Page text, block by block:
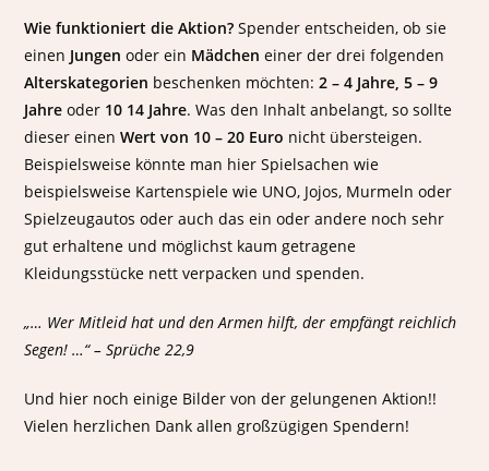
Wie funktioniert die Aktion? Spender entscheiden, ob sie
einen Jungenoder ein Mädchen einer der drei folgenden
Alterskategorien beschenken möchten:2 – 4 Jahre, 5 – 9
Jahreoder 10 14 Jahre. Was den Inhalt anbelangt, so sollte
dieser einenWert von 10 – 20 Euro nicht übersteigen.
Beispielsweise könnte man hier Spielsachen wie
beispielsweise Kartenspiele wie UNO, Jojos, Murmeln oder
Spielzeugautos oder auch das ein oder andere noch sehr
gut erhaltene und möglichst kaum getragene
Kleidungsstücke nett verpacken und spenden.
„… Wer Mitleid hat und den Armen hilft, der empfängt reichlich
Segen! …“ – Sprüche 22,9
Und hier noch einige Bilder von der gelungenen Aktion!!
Vielen herzlichen Dank allen großzügigen Spendern!